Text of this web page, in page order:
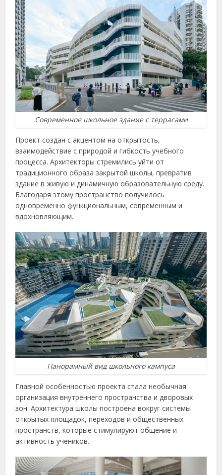
Современное школьное здание с террасами
Проект создан с акцентом на открытость,
взаимодействие с природой и гибкость учебного
процесса. Архитекторы стремились уйти от
традиционного образа закрытой школы, превратив
здание в живую и динамичную образовательную среду.
Благодаря этому пространство получилось
одновременно функциональным, современным и
вдохновляющим.
Панорамный вид школьного кампуса
Главной особенностью проекта стала необычная
организация внутреннего пространства и дворовых
зон. Архитектура школы построена вокруг системы
открытых площадок, переходов и общественных
пространств, которые стимулируют общение и
активность учеников.